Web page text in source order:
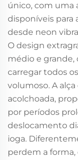
único, com uma
disponíveis para
desde neon
O design
médio e grande,
carregar todos
volumoso. A
acolchoada,
por períodos
deslocamento
ioga.
perdem a